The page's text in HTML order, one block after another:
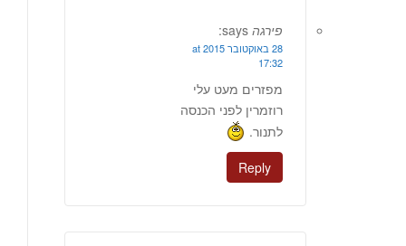
פירגה says:
28 באוקטובר 2015 at
17:32
מפזרים מעט עלי
רוזמרין לפני הכנסה
לתנור.
Reply